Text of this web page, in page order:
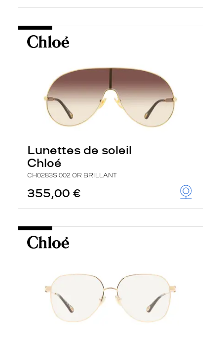
Lunettes de soleil
Chloé
CH0283S 002 OR BRILLANT
355,00 €